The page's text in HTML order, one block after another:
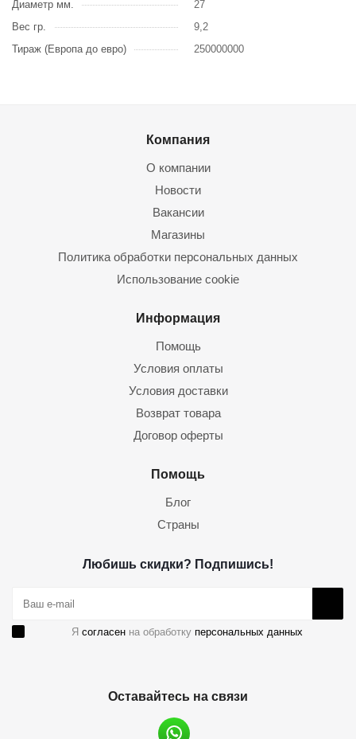
Диаметр мм.
27
Вес гр.
9,2
Тираж (Европа до евро)
250000000
Компания
О компании
Новости
Вакансии
Магазины
Политика обработки персональных данных
Использование cookie
Информация
Помощь
Условия оплаты
Условия доставки
Возврат товара
Договор оферты
Помощь
Блог
Страны
Любишь скидки? Подпишись!
Я согласен на обработку персональных данных
Оставайтесь на связи